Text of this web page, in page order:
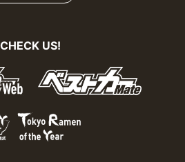
CHECK US!